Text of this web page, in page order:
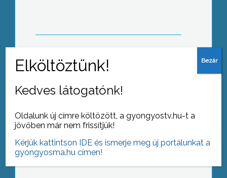
Több utalvány, több elfogadóhely
Foghíjas magyarság: a fogmegtartó
kezelések ingyenesek
Kedves látogatónk!
Oldalunk új címre költözött, a gyongyostv.hu-t a
jövőben már nem frissítjük!
Kérjük kattintson IDE és ismerje meg új portálunkat a
gyongyosma.hu címen!